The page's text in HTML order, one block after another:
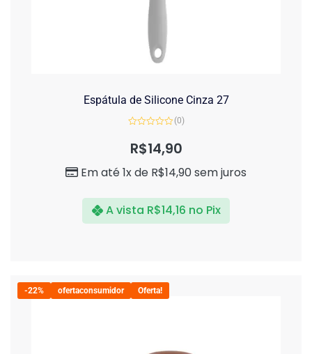
Espátula de Silicone Cinza 27
de
(0)
R$14,90
Em até 1x de R$14,90sem juros
A vista R$14,16 no Pix
-22% ofertaconsumidor Oferta!